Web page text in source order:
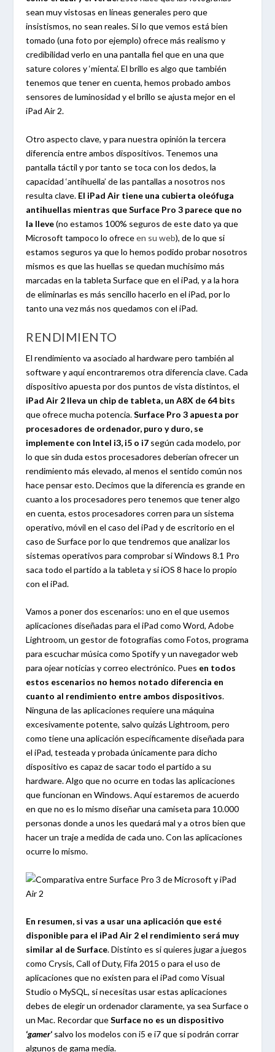
sean muy vistosas en líneas generales pero que
insistismos, no sean reales. Si lo que vemos está bien
tomado (una foto por ejemplo) ofrece más realismo y
credibilidad verlo en una pantalla fiel que en una que
sature colores y ‘mienta’. El brillo es algo que también
tenemos que tener en cuenta, hemos probado ambos
sensores de luminosidad y el brillo se ajusta mejor en el
iPad Air 2.
Otro aspecto clave, y para nuestra opinión la tercera
diferencia entre ambos dispositivos. Tenemos una
pantalla táctil y por tanto se toca con los dedos, la
capacidad ‘antihuella’ de las pantallas a nosotros nos
resulta clave. El iPad Air tiene una cubierta oleófuga
antihuellas mientras que Surface Pro 3 parece que no
la lleve(no estamos 100% seguros de este dato ya que
Microsoft tampoco lo ofreceen su web), de lo que si
estamos seguros ya que lo hemos podido probar nosotros
mismos es que las huellas se quedan muchisimo más
marcadas en la tableta Surface que en el iPad, y a la hora
de eliminarlas es más sencillo hacerlo en el iPad, por lo
tanto una vez más nos quedamos con el iPad.
RENDIMIENTO
El rendimiento va asociado al hardware pero también al
software y aquí encontraremos otra diferencia clave. Cada
dispositivo apuesta por dos puntos de vista distintos, el
iPad Air 2 lleva un chip de tableta, un A8X de 64 bits
que ofrece mucha potencia.Surface Pro 3 apuesta por
procesadores de ordenador, puro y duro, se
implemente con Intel i3, i5 o i7 según cada modelo, por
lo que sin duda estos procesadores deberían ofrecer un
rendimiento más elevado, al menos el sentido común nos
hace pensar esto. Decimos que la diferencia es grande en
cuanto a los procesadores pero tenemos que tener algo
en cuenta, estos procesadores corren para un sistema
operativo, móvil en el caso del iPad y de escritorio en el
caso de Surface por lo que tendremos que analizar los
sistemas operativos para comprobar si Windows 8.1 Pro
saca todo el partido a la tableta y si iOS 8 hace lo propio
con el iPad.
Vamos a poner dos escenarios: uno en el que usemos
aplicaciones diseñadas para el iPad como Word, Adobe
Lightroom, un gestor de fotografías como Fotos, programa
para escuchar música como Spotify y un navegador web
para ojear noticias y correo electrónico. Pues en todos
estos escenarios no hemos notado diferencia en
cuanto al rendimiento entre ambos dispositivos.
Ninguna de las aplicaciones requiere una máquina
excesivamente potente, salvo quizás Lightroom, pero
como tiene una aplicación específicamente diseñada para
el iPad, testeada y probada únicamente para dicho
dispositivo es capaz de sacar todo el partido a su
hardware. Algo que no ocurre en todas las aplicaciones
que funcionan en Windows. Aquí estaremos de acuerdo
en que no es lo mismo diseñar una camiseta para 10.000
personas donde a unos les quedará mal y a otros bien que
hacer un traje a medida de cada uno. Con las aplicaciones
ocurre lo mismo.
En resumen, si vas a usar una aplicación que esté
disponible para el iPad Air 2 el rendimiento será muy
similar al de Surface. Distinto es si quieres jugar a juegos
como Crysis, Call of Duty, Fifa 2015 o para el uso de
aplicaciones que no existen para el iPad como Visual
Studio o MySQL, si necesitas usar estas aplicaciones
debes de elegir un ordenador claramente, ya sea Surface o
un Mac. Recordar queSurface no es un dispositivo
‘gamer‘ salvo los modelos con i5 e i7 que si podrán corrar
algunos de gama media.